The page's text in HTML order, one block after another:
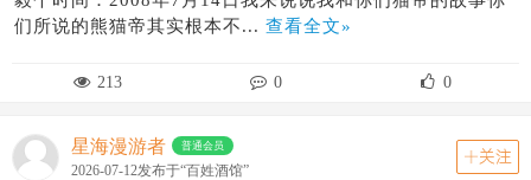
们所说的熊猫帝其实根本不... 查看全文»
213 0 0
星海漫游者 普通会员
2026-07-12发布于“百姓酒馆”
关注